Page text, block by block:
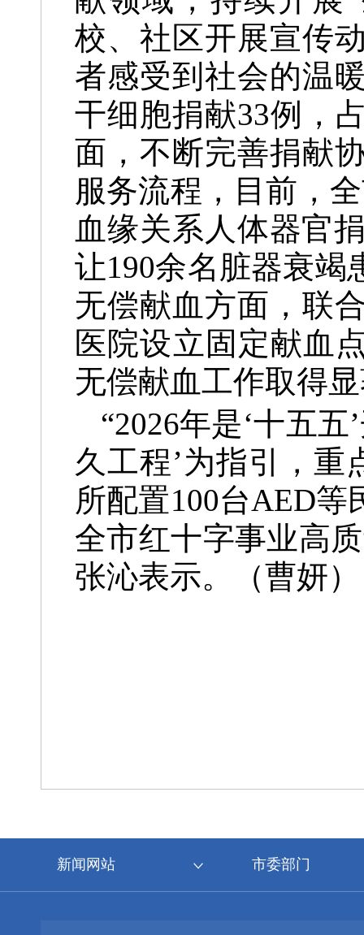
校、社区开展宣传
者感受到社会的温
干细胞捐献33例，
面，不断完善捐献
服务流程，目前，
血缘关系人体器官
让190余名脏器衰竭
无偿献血方面，联
医院设立固定献血
无偿献血工作取得
“2026年是‘十五
久工程’为指引，重
所配置100台AED
全市红十字事业高
张沁表示。（曹妍）
新闻网站 市委部门